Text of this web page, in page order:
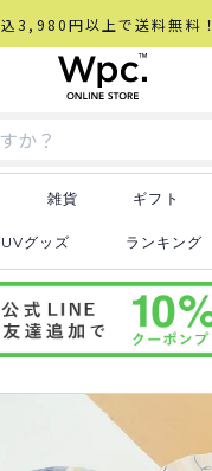
3,980円以上で送料無料！
雑貨 ギフト
UVグッズ ランキング